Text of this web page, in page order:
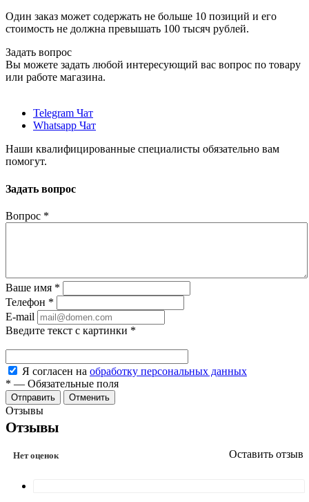
Один заказ может содержать не больше 10 позиций и его
стоимость не должна превышать 100 тысяч рублей.
Задать вопрос
Вы можете задать любой интересующий вас вопрос по товару
или работе магазина.
Telegram Чат
Whatsapp Чат
Наши квалифицированные специалисты обязательно вам
помогут.
Задать вопрос
Вопрос *
Ваше имя *
Телефон *
E-mail
Введите текст с картинки *
Я согласен на обработку персональных данных
* — Обязательные поля
Отменить
Отзывы
Отзывы
Нет оценок Оставить отзыв